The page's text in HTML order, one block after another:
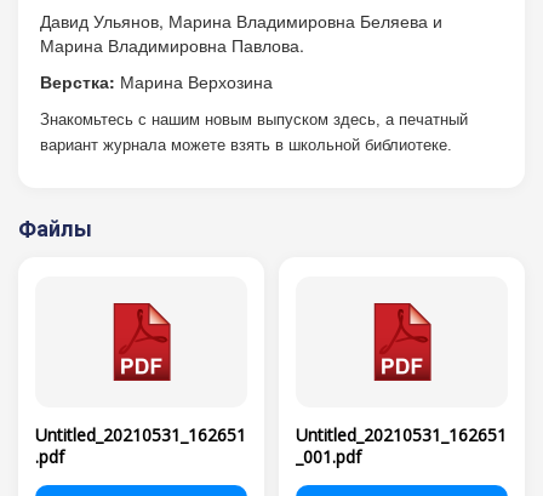
Давид Ульянов, Марина Владимировна Беляева и
Марина Владимировна Павлова.
Верстка: Марина Верхозина
Знакомьтесь с нашим новым выпуском здесь, а печатный
вариант журнала можете взять в школьной библиотеке.
Файлы
Untitled_20210531_162651
.pdf
Untitled_20210531_162651
_001.pdf